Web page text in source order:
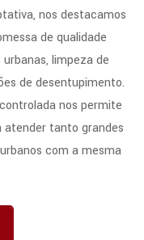
nos destacamos
de qualidade
limpeza de
de desentupimento.
nos permite
atender tanto grandes
com a mesma